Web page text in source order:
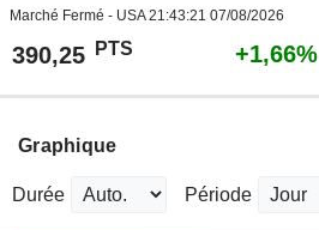
Marché Fermé - USA21:43:21 07/08/2026
390,25 PTS +1,66%
Graphique
Durée Période